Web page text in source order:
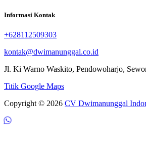
Informasi Kontak
+628112509303
kontak@dwimanunggal.co.id
Jl. Ki Warno Waskito, Pendowoharjo,
Titik Google Maps
Copyright © 2026 CV Dwimanunggal